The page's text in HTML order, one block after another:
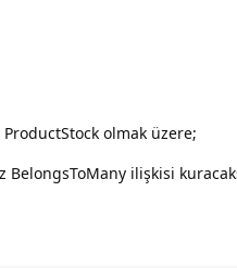
olmak üzere;
ilişkisi